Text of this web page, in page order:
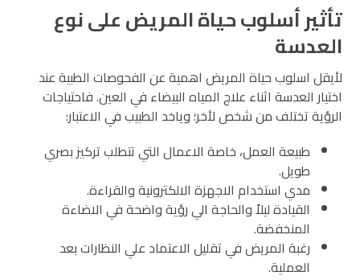
تأثير أسلوب حياة المريض على نوع
العدسة
لأيقل اسلوب حياة المريض اهمية عن الفحوصات الطبية عند
اختيار العدسة اثناء علاج المياه البيضاء في العين. فاحتياجات
الرؤية تختلف من شخص لأخر؛ وياخد الطبيب في الاعتبار:
طبيعة العمل، خاصة الاعمال التي تتطلب تركيز بصري
طويل.
مدي استخدام الاجهزة الالكترونية والقراءة.
القيادة ليلاً والحاجة الي رؤية واضحة في الاضاءة
المنخفضة.
رغبة المريض في تقليل الاعتماد علي النظارات بعد
العملية.